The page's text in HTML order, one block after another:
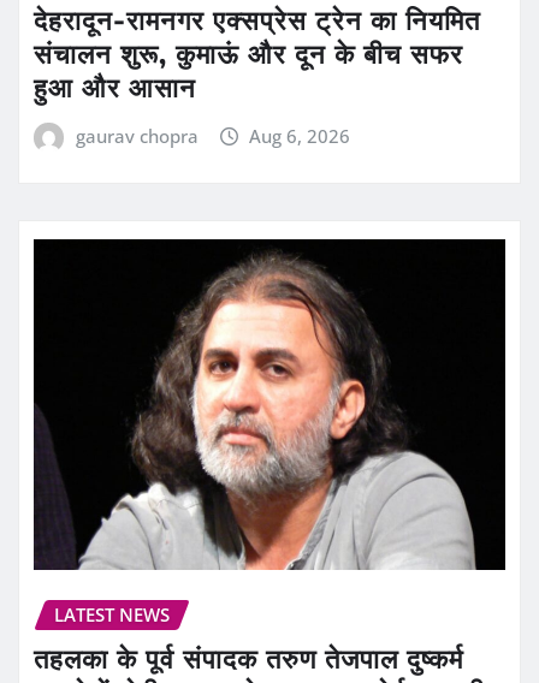
देहरादून-रामनगर एक्सप्रेस ट्रेन का नियमित
संचालन शुरू, कुमाऊं और दून के बीच सफर
हुआ और आसान
gaurav chopra Aug 6, 2026
LATEST NEWS
तहलका के पूर्व संपादक तरुण तेजपाल दुष्कर्म